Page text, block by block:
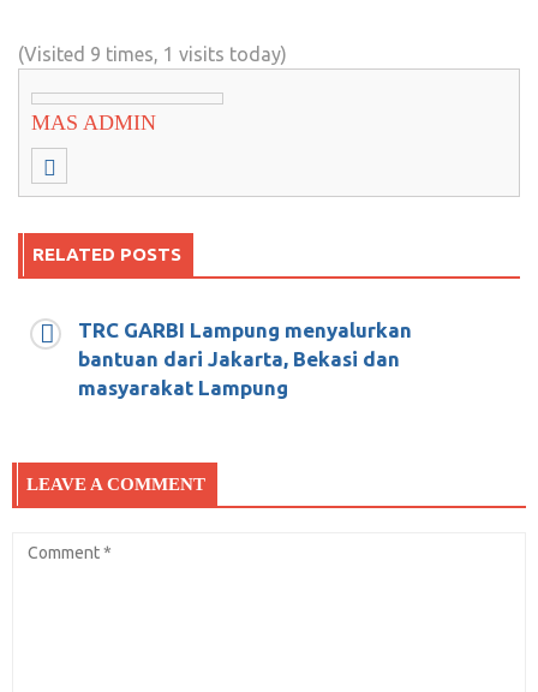
(Visited 9 times, 1 visits today)
MAS ADMIN
RELATED POSTS
Lakukan selagi masih bisa!!!
Menelanjangi Jokowi di Panggung KPU
TRC GARBI Lampung menyalurkan
bantuan dari Jakarta, Bekasi dan
masyarakat Lampung
LEAVE A COMMENT